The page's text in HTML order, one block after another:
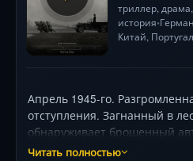
триллер, драма,
история•
Китай,
Апрель 1945-го.
отступления. Загнанный в
обнаруживает брошенный
капитана Люфтваффе.
Читать полностью